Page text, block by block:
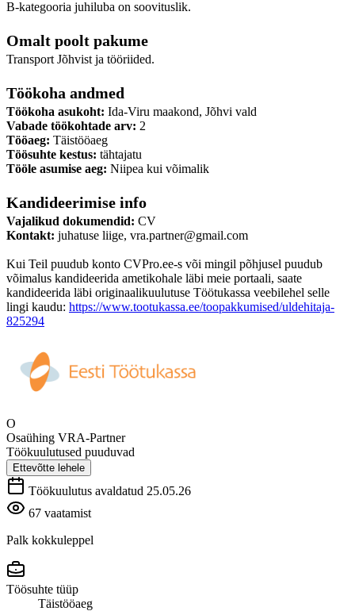
B‑kategooria juhiluba on soovituslik.
Omalt poolt pakume
Transport Jõhvist ja tööriided.
Töökoha andmed
Töökoha asukoht: Ida-Viru maakond, Jõhvi vald
Vabade töökohtade arv: 2
Tööaeg: Täistööaeg
Töösuhte kestus: tähtajatu
Tööle asumise aeg: Niipea kui võimalik
Kandideerimise info
Vajalikud dokumendid: CV
Kontakt: juhatuse liige, vra.partner@gmail.com
Kui Teil puudub konto CVPro.ee-s või mingil põhjusel puudub
võimalus kandideerida ametikohale läbi meie portaali, saate
kandideerida läbi originaalikuulutuse Töötukassa veebilehel selle
lingi kaudu: https://www.tootukassa.ee/toopakkumised/uldehitaja-
825294
O
Osaühing VRA-Partner
Töökuulutused puuduvad
Ettevõtte lehele
Töökuulutus avaldatud 25.05.26
67 vaatamist
Palk kokkuleppel
Töösuhte tüüp
Täistööaeg